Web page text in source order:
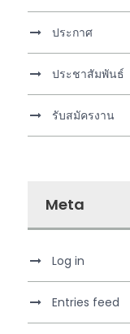
ประกาศ
ประชาสัมพันธ์
รับสมัครงาน
Meta
Log in
Entries feed